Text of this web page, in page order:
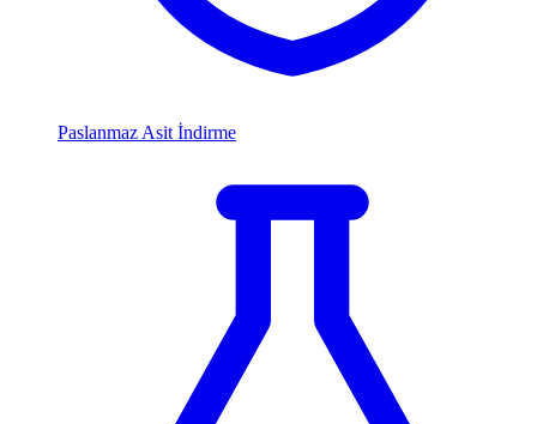
Paslanmaz Asit İndirme